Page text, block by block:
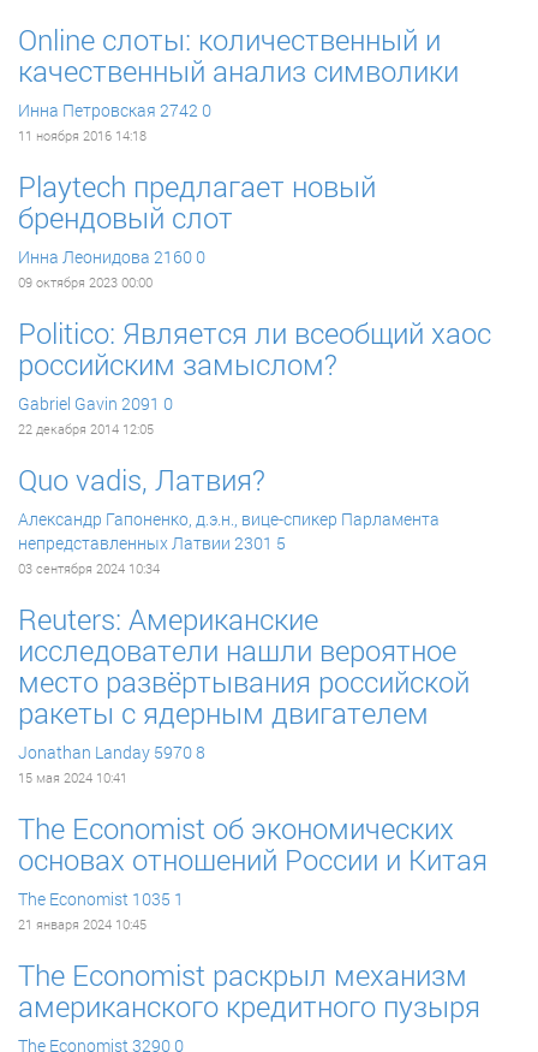
Online слоты: количественный и
качественный анализ символики
Инна Петровская 2742 0
11 ноября 2016 14:18
Playtech предлагает новый
брендовый слот
Инна Леонидова 2160 0
09 октября 2023 00:00
Politico: Является ли всеобщий хаос
российским замыслом?
Gabriel Gavin 2091 0
22 декабря 2014 12:05
Quo vadis, Латвия?
Александр Гапоненко, д.э.н., вице-спикер Парламента
непредставленных Латвии 2301 5
03 сентября 2024 10:34
Reuters: Американские
исследователи нашли вероятное
место развёртывания российской
ракеты с ядерным двигателем
Jonathan Landay 59708
15 мая 2024 10:41
The Economist об экономических
основах отношений России и Китая
The Economist 1035 1
21 января 2024 10:45
The Economist раскрыл механизм
американского кредитного пузыря
The Economist3290 0